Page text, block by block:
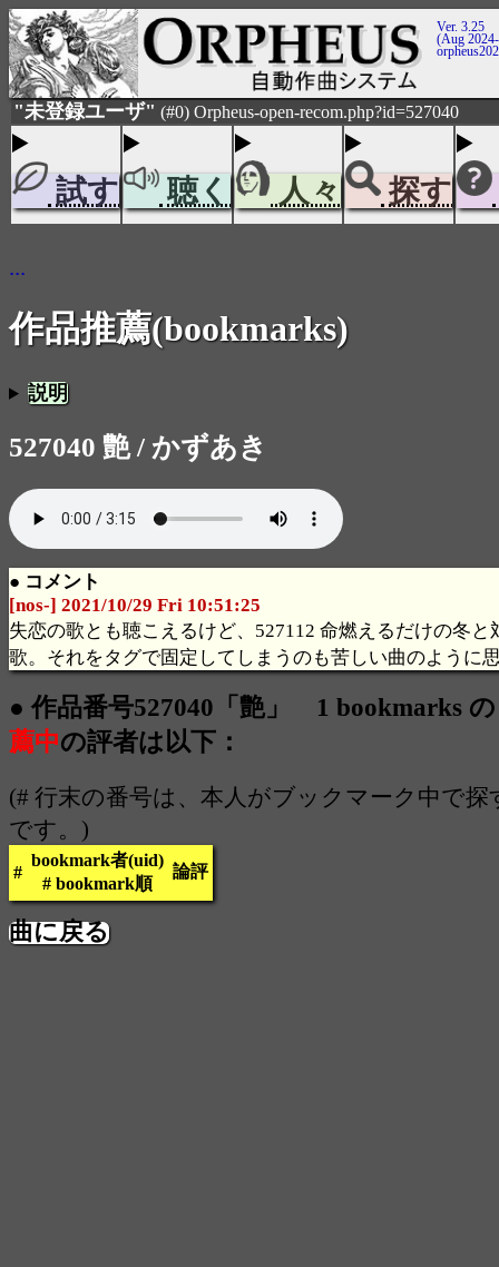
Ver. 3.25
(Aug
"未登録ユーザ" (#0) Orpheus-open-recom.php?id=527040
試す 聴く 人々 探す
...
作品推薦(bookmarks)
説明
527040 艶 / かずあき
● コメント
[nos-] 2021/10/29 Fri 10:51:25
失恋の歌とも聴こえるけど、527112 命燃えるだけの冬と
歌。それをタグで固定してしまうのも苦しい曲のように
● 作品番号527040「艶」 1 bookmarks
薦中の評者は以下：
(# 行末の番号は、本人がブックマーク中で探
です。)
#
bookmark者(uid)
# bookmark順
論評
曲に戻る